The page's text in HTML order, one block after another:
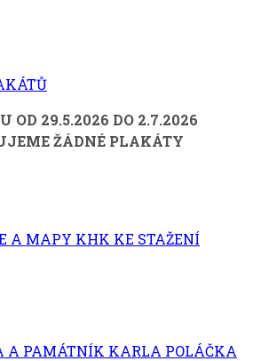
OD 29.5.2026 DO 2.7.2026
ŽÁDNÉ PLAKÁTY
A MAPY KHK KE STAŽENÍ
A PAMÁTNÍK KARLA POLÁČKA